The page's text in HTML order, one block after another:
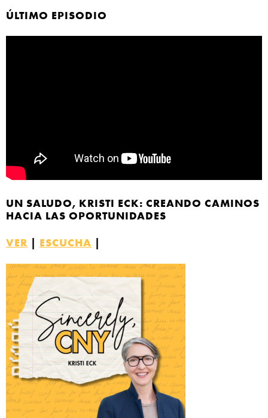
ÚLTIMO EPISODIO
UN SALUDO, KRISTI ECK: CREANDO CAMINOS
HACIA LAS OPORTUNIDADES
VER | ESCUCHA |